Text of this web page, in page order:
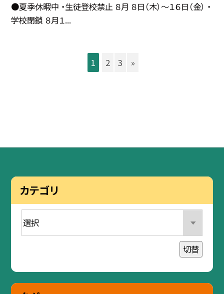
●夏季休暇中 ・生徒登校禁止 ８月 ８日（木）〜１６日（金） ・
学校閉鎖 ８月１...
1 2 3 »
カテゴリ
切替